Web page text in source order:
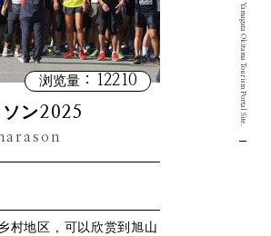
浏览量 ：12210
ン2025
村地区，可以欣赏到旭山
Yamagata Okitama Tourism Portal Site.